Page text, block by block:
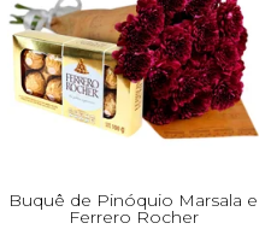
Buquê de Pinóquio Marsala e
Ferrero Rocher